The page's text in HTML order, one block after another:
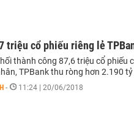
triệu cổ phiếu riêng lẻ
thành công 87,6 triệu cổ phiếu
TPBank thu ròng hơn 2.190
- 11:24 | 20/06/2018